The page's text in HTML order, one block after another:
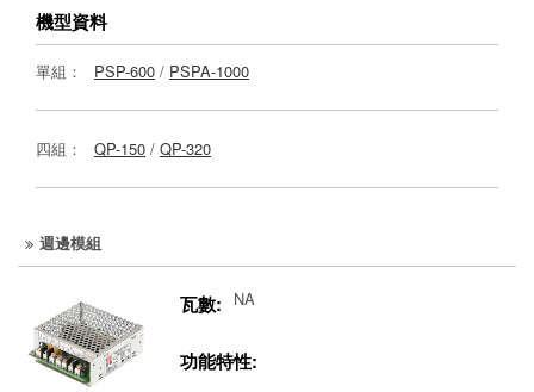
機型資料
單組： PSP-600 / PSPA-1000
四組： QP-150 / QP-320
週邊模組
瓦數: NA
功能特性: